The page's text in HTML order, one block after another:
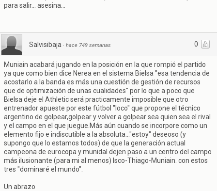
para salir... asesina...
0
Salvisibaja · hace 749 semanas
Muniain acabará jugando en la posición en la que rompió el partido
ya que como bien dice Nerea en el sistema Bielsa "esa tendencia de
acostarlo a la banda es más una cuestión de gestión de recursos
que de optimización de unas cualidades" por lo que a poco que
Bielsa deje el Athletic será practicamente imposible que otro
entrenador apueste por este fútbol "loco" que propone el técnico
argentino de golpear,golpear y volver a golpear sea quien sea el rival
y el campo en el que juegue.Más aún cuando se incorpore como un
elemento fijo e indiscutible a la absoluta..."estoy" deseoso (y
supongo que lo estamos todos) de que la generación actual
campeona de eurocopa y munidal dejen paso a un centro del campo
más ilusionante (para mi al menos) Isco-Thiago-Muniain. con estos
tres "dominaré el mundo".
Un abrazo